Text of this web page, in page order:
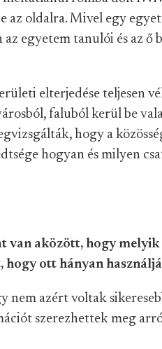
az oldalra. Mivel egy
az egyetem tanulói és az
elterjedése teljesen
faluból kerül be
hogy a
hogyan és milyen
van aközött, hogy
hogy ott hányan
nem azért voltak
szerezhettek meg